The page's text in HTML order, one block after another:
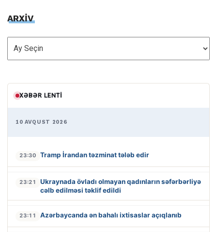
ARXİV
ARXİV
XƏBƏR LENTI
10 AVQUST 2026
23:30 Tramp İrandan təzminat tələb edir
23:21
Ukraynada övladı olmayan qadınların səfərbərliyə
cəlb edilməsi təklif edildi
23:11 Azərbaycanda ən bahalı ixtisaslar açıqlanıb